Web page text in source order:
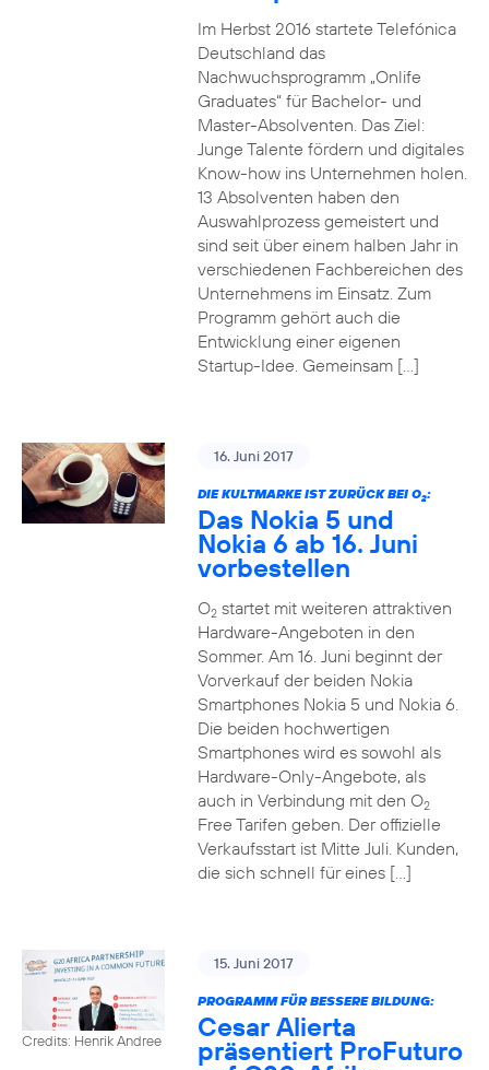
Im Herbst 2016 startete Telefónica
Deutschland das
Nachwuchsprogramm „Onlife
Graduates“ für Bachelor- und
Master-Absolventen. Das Ziel:
Junge Talente fördern und digitales
Know-how ins Unternehmen holen.
13 Absolventen haben den
Auswahlprozess gemeistert und
sind seit über einem halben Jahr in
verschiedenen Fachbereichen des
Unternehmens im Einsatz. Zum
Programm gehört auch die
Entwicklung einer eigenen
Startup-Idee. Gemeinsam […]
16. Juni 2017
DIE KULTMARKE IST ZURÜCK BEI O2:
Das Nokia 5 und
Nokia 6 ab 16. Juni
vorbestellen
O2startet mit weiteren attraktiven
Hardware-Angeboten in den
Sommer. Am 16. Juni beginnt der
Vorverkauf der beiden Nokia
Smartphones Nokia 5 und Nokia 6.
Die beiden hochwertigen
Smartphones wird es sowohl als
Hardware-Only-Angebote, als
auch in Verbindung mit den O2
Free Tarifen geben. Der offizielle
Verkaufsstart ist Mitte Juli. Kunden,
die sich schnell für eines […]
Credits: Henrik Andree
15. Juni 2017
PROGRAMM FÜR BESSERE BILDUNG:
Cesar Alierta
präsentiert ProFuturo